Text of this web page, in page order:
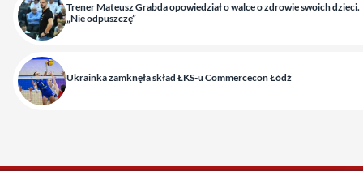
Trener Mateusz Grabda opowiedział o walce o zdrowie swoich dzieci.
„Nie odpuszczę”
Ukrainka zamknęła skład ŁKS-u Commercecon Łódź